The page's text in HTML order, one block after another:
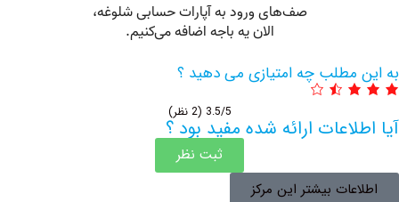
چه امتیازی می دهید ؟
ارائه شده مفید بود ؟
بیشتر این مرکز